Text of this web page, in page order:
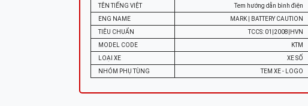
TÊN TIẾNG VIỆT
Tem hướng dẫn bình điện
ENG NAME
MARK | BATTERY CAUTION
TIÊU CHUẨN
TCCS: 01|2008|HVN
MODEL CODE
KTM
LOẠI XE
XE SỐ
NHÓM PHỤ TÙNG
TEM XE - LOGO